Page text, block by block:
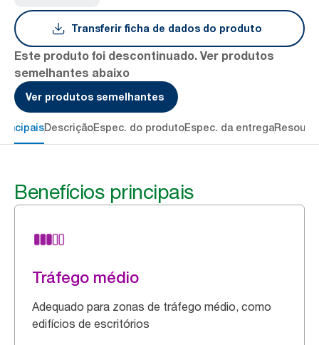
Transferir ficha de dados do produto
Este produto foi descontinuado. Ver produtos
semelhantes abaixo
Ver produtos semelhantes
DescriçãoEspec. do produtoEspec. da entrega
Benefícios principais
Tráfego médio
Adequado para zonas de tráfego médio, como
edifícios de escritórios